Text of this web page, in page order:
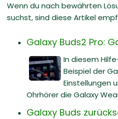
Wenn du nach bewährten
suchst, sind diese Artikel
Galaxy Buds2 Pro:
In diesem
Beispiel der
Einstellungen
Ohrhörer die Galaxy
Galaxy Buds